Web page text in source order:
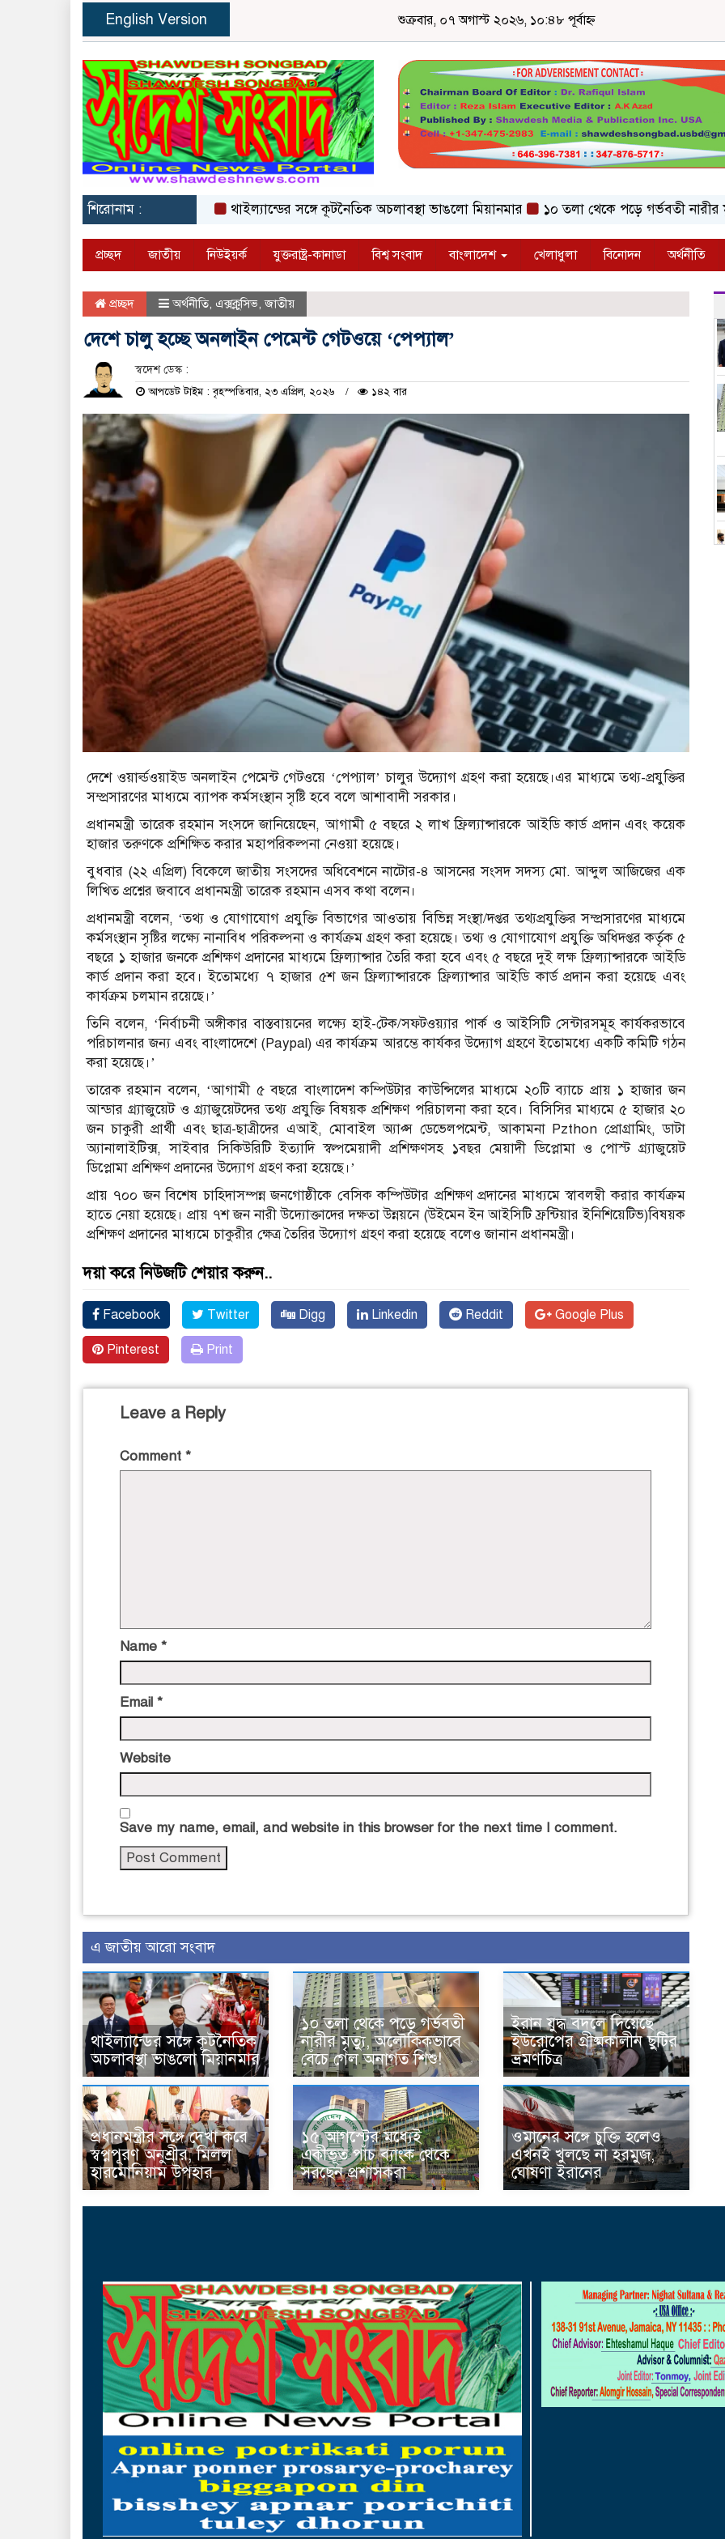
English Version শুক্রবার, ০৭ অগাস্ট ২০২৬, ১০:৪৮ পূর্বাহ্ন
শিরোনাম : থাইল্যান্ডের সঙ্গে কূটনৈতিক অচলাবস্থা ভাঙলো মিয়ানমার ১০ তলা থেকে পড়ে গর্ভবতী নারীর মৃত্যু,
প্রচ্ছদ জাতীয় নিউইয়র্ক যুক্তরাষ্ট্র-কানাডা বিশ্ব সংবাদ বাংলাদেশ খেলাধুলা বিনোদন অর্থনীতি
প্রচ্ছদ অর্থনীতি, এক্সক্লুসিভ,জাতীয়
দেশে চালু হচ্ছে অনলাইন পেমেন্ট গেটওয়ে ‘পেপ্যাল’
স্বদেশ ডেস্ক :
আপডেট টাইম : বৃহস্পতিবার, ২৩ এপ্রিল, ২০২৬ ১৪২ বার
দেশে ওয়ার্ল্ডওয়াইড অনলাইন পেমেন্ট গেটওয়ে ‘পেপ্যাল’ চালুর উদ্যোগ গ্রহণ করা হয়েছে।এর মাধ্যমে তথ্য-প্রযুক্তির
সম্প্রসারণের মাধ্যমে ব্যাপক কর্মসংস্থান সৃষ্টি হবে বলে আশাবাদী সরকার।
প্রধানমন্ত্রী তারেক রহমান সংসদে জানিয়েছেন, আগামী ৫ বছরে ২ লাখ ফ্রিল্যান্সারকে আইডি কার্ড প্রদান এবং কয়েক
হাজার তরুণকে প্রশিক্ষিত করার মহাপরিকল্পনা নেওয়া হয়েছে।
বুধবার (২২ এপ্রিল) বিকেলে জাতীয় সংসদের অধিবেশনে নাটোর-৪ আসনের সংসদ সদস্য মো. আব্দুল আজিজের এক
লিখিত প্রশ্নের জবাবে প্রধানমন্ত্রী তারেক রহমান এসব কথা বলেন।
প্রধানমন্ত্রী বলেন, ‘তথ্য ও যোগাযোগ প্রযুক্তি বিভাগের আওতায় বিভিন্ন সংস্থা/দপ্তর তথ্যপ্রযুক্তির সম্প্রসারণের মাধ্যমে
কর্মসংস্থান সৃষ্টির লক্ষ্যে নানাবিধ পরিকল্পনা ও কার্যক্রম গ্রহণ করা হয়েছে। তথ্য ও যোগাযোগ প্রযুক্তি অধিদপ্তর কর্তৃক ৫
বছরে ১ হাজার জনকে প্রশিক্ষণ প্রদানের মাধ্যমে ফ্রিল্যান্সার তৈরি করা হবে এবং ৫ বছরে দুই লক্ষ ফ্রিল্যান্সারকে আইডি
কার্ড প্রদান করা হবে। ইতোমধ্যে ৭ হাজার ৫শ জন ফ্রিল্যান্সারকে ফ্রিল্যান্সার আইডি কার্ড প্রদান করা হয়েছে এবং
কার্যক্রম চলমান রয়েছে।’
তিনি বলেন, ‘নির্বাচনী অঙ্গীকার বাস্তবায়নের লক্ষ্যে হাই-টেক/সফটওয়্যার পার্ক ও আইসিটি সেন্টারসমূহ কার্যকরভাবে
পরিচালনার জন্য এবং বাংলাদেশে (Paypal) এর কার্যক্রম আরম্ভে কার্যকর উদ্যোগ গ্রহণে ইতোমধ্যে একটি কমিটি গঠন
করা হয়েছে।’
তারেক রহমান বলেন, ‘আগামী ৫ বছরে বাংলাদেশ কম্পিউটার কাউন্সিলের মাধ্যমে ২০টি ব্যাচে প্রায় ১ হাজার জন
আন্ডার গ্র্যাজুয়েট ও গ্র্যাজুয়েটদের তথ্য প্রযুক্তি বিষয়ক প্রশিক্ষণ পরিচালনা করা হবে। বিসিসির মাধ্যমে ৫ হাজার ২০
জন চাকুরী প্রার্থী এবং ছাত্র-ছাত্রীদের এআই, মোবাইল অ্যাপ্স ডেভেলপমেন্ট, আকামনা Pzthon প্রোগ্রামিং, ডাটা
অ্যানালাইটিক্স, সাইবার সিকিউরিটি ইত্যাদি স্বল্পমেয়াদী প্রশিক্ষণসহ ১বছর মেয়াদী ডিপ্লোমা ও পোস্ট গ্র্যাজুয়েট
ডিপ্লোমা প্রশিক্ষণ প্রদানের উদ্যোগ গ্রহণ করা হয়েছে।’
প্রায় ৭০০ জন বিশেষ চাহিদাসম্পন্ন জনগোষ্ঠীকে বেসিক কম্পিউটার প্রশিক্ষণ প্রদানের মাধ্যমে স্বাবলম্বী করার কার্যক্রম
হাতে নেয়া হয়েছে। প্রায় ৭শ জন নারী উদ্যোক্তাদের দক্ষতা উন্নয়নে (উইমেন ইন আইসিটি ফ্রন্টিয়ার ইনিশিয়েটিভ)বিষয়ক
প্রশিক্ষণ প্রদানের মাধ্যমে চাকুরীর ক্ষেত্র তৈরির উদ্যোগ গ্রহণ করা হয়েছে বলেও জানান প্রধানমন্ত্রী।
দয়া করে নিউজটি শেয়ার করুন..
Facebook Twitter Digg Linkedin Reddit Google Plus
Pinterest Print
Leave a Reply
Comment *
Name *
Email *
Website
Save my name, email, and website in this browser for the next time I comment.
এ জাতীয় আরো সংবাদ
থাইল্যান্ডের সঙ্গে কূটনৈতিক
অচলাবস্থা ভাঙলো মিয়ানমার
১০ তলা থেকে পড়ে গর্ভবতী
নারীর মৃত্যু, অলৌকিকভাবে
বেঁচে গেল অনাগত শিশু!
ইরান যুদ্ধ বদলে দিয়েছে
ইউরোপের গ্রীষ্মকালীন ছুটির
ভ্রমণচিত্র
প্রধানমন্ত্রীর সঙ্গে দেখা করে
স্বপ্নপূরণ অনুশ্রীর, মিলল
হারমোনিয়াম উপহার
১৫ আগস্টের মধ্যেই
একীভূত পাঁচ ব্যাংক থেকে
সরছেন প্রশাসকরা
ওমানের সঙ্গে চুক্তি হলেও
এখনই খুলছে না হরমুজ,
ঘোষণা ইরানের